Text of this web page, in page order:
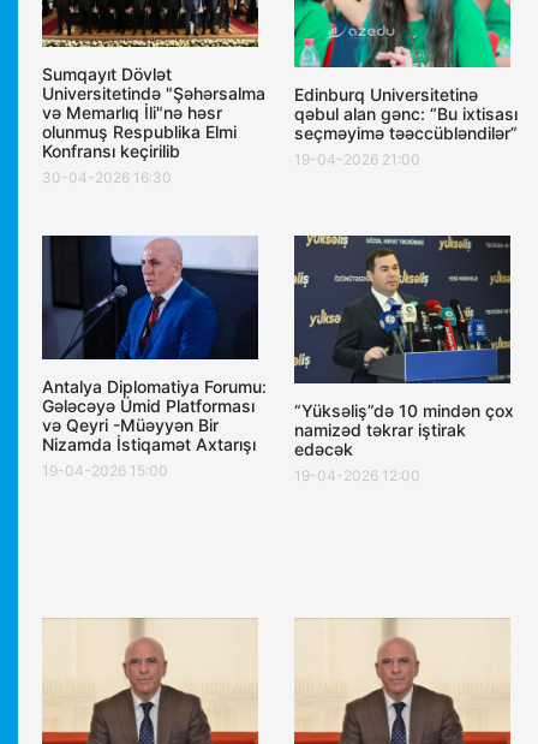
Sumqayıt Dövlət
Universitetində "Şəhərsalma
və Memarlıq İli"nə həsr
olunmuş Respublika Elmi
Konfransı keçirilib
30-04-2026 16:30
Edinburq Universitetinə
qəbul alan gənc: “Bu ixtisası
seçməyimə təəccübləndilər”
19-04-2026 21:00
Antalya Diplomatiya Forumu:
Gələcəyə Ümid Platforması
və Qeyri -Müəyyən Bir
Nizamda İstiqamət Axtarışı
19-04-2026 15:00
“Yüksəliş”də 10 mindən çox
namizəd təkrar iştirak
edəcək
19-04-2026 12:00